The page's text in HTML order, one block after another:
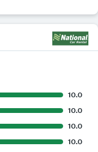
10.0
10.0
10.0
10.0